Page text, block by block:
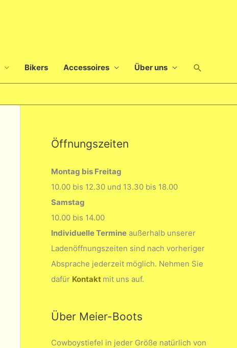
Bikers Accessoires Über uns Suchen
Öffnungszeiten
Montag bis Freitag
10.00 bis 12.30 und 13.30 bis 18.00
Samstag
10.00 bis 14.00
Individuelle Termine außerhalb unserer
Ladenöffnungszeiten sind nach vorheriger
Absprache jederzeit möglich. Nehmen Sie
dafür Kontakt mit uns auf.
Über Meier-Boots
Cowboystiefel in jeder Größe natürlich von